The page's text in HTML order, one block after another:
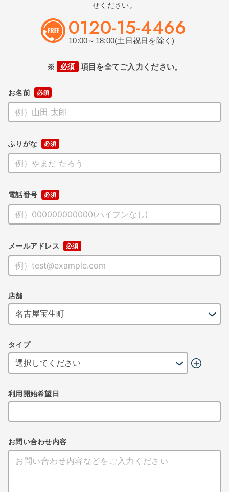
せください。
0120-15-4466
10:00～18:00(土日祝日を除く)
※ 必須 項目を全てご入力ください。
お名前
ふりがな
電話番号
メールアドレス
店舗
タイプ
利用開始希望日
お問い合わせ内容